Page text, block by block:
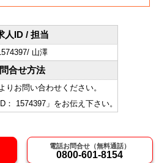
人ID / 担当
山澤
問合せ方法
りお問い合わせください。
： 1574397」をお伝え下さい。
電話お問合せ（無料通話）
0800-601-8154